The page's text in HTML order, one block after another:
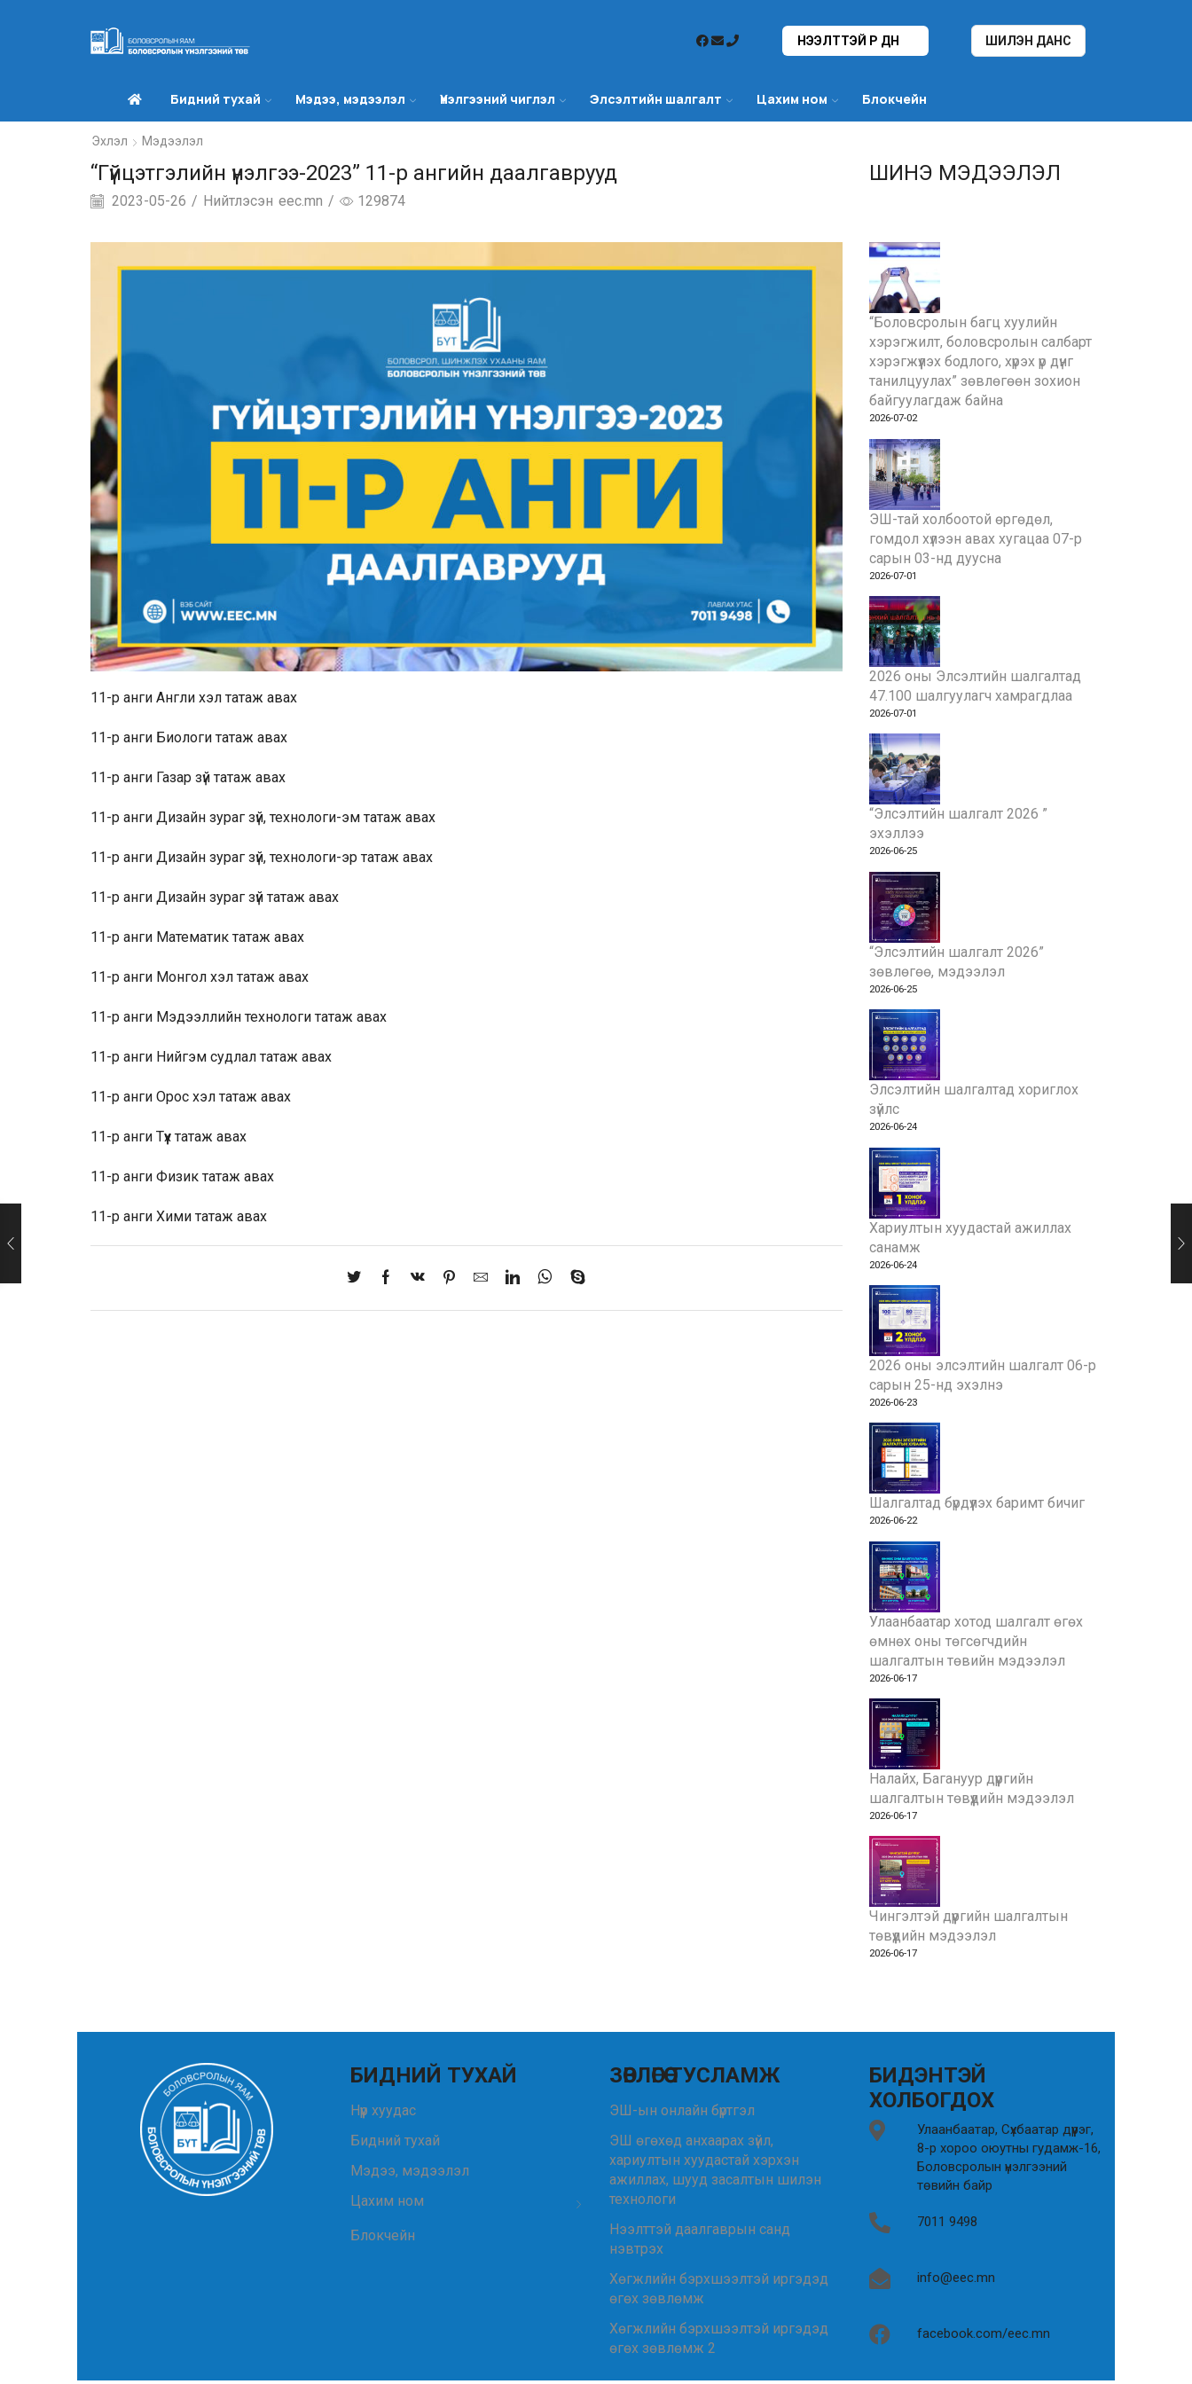
НЭЭЛТТЭЙ ҮР ДҮН ШИЛЭН ДАНС
Бидний тухай Мэдээ, мэдээлэл Үнэлгээний чиглэл Элсэлтийн шалгалт Цахим ном Блокчейн
Эхлэл Мэдээлэл
“Гүйцэтгэлийн үнэлгээ-2023” 11-р ангийн даалгаврууд
2023-05-26 / Нийтлэсэн eec.mn / 129874
11-р анги Англи хэл татаж авах
11-р анги Биологи татаж авах
11-р анги Газар зүй татаж авах
11-р анги Дизайн зураг зүй, технологи-эм татаж авах
11-р анги Дизайн зураг зүй, технологи-эр татаж авах
11-р анги Дизайн зураг зүй татаж авах
11-р анги Математик татаж авах
11-р анги Монгол хэл татаж авах
11-р анги Мэдээллийн технологи татаж авах
11-р анги Нийгэм судлал татаж авах
11-р анги Орос хэл татаж авах
11-р анги Түүх татаж авах
11-р анги Физик татаж авах
11-р анги Хими татаж авах
ШИНЭ МЭДЭЭЛЭЛ
“Боловсролын багц хуулийн
хэрэгжилт, боловсролын салбарт
хэрэгжүүлэх бодлого, хүрэх үр дүнг
танилцуулах” зөвлөгөөн зохион
байгуулагдаж байна
2026-07-02
ЭШ-тай холбоотой өргөдөл,
гомдол хүлээн авах хугацаа 07-р
сарын 03-нд дуусна
2026-07-01
2026 оны Элсэлтийн шалгалтад
47.100 шалгуулагч хамрагдлаа
2026-07-01
“Элсэлтийн шалгалт 2026 ”
эхэллээ
2026-06-25
“Элсэлтийн шалгалт 2026”
зөвлөгөө, мэдээлэл
2026-06-25
Элсэлтийн шалгалтад хориглох
зүйлс
2026-06-24
Хариултын хуудастай ажиллах
санамж
2026-06-24
2026 оны элсэлтийн шалгалт 06-р
сарын 25-нд эхэлнэ
2026-06-23
Шалгалтад бүрдүүлэх баримт бичиг
2026-06-22
Улаанбаатар хотод шалгалт өгөх
өмнөх оны төгсөгчдийн
шалгалтын төвийн мэдээлэл
2026-06-17
Налайх, Багануур дүүргийн
шалгалтын төвүүдийн мэдээлэл
2026-06-17
Чингэлтэй дүүргийн шалгалтын
төвүүдийн мэдээлэл
2026-06-17
БИДНИЙ ТУХАЙ
Нүүр хуудас
Бидний тухай
Мэдээ, мэдээлэл
Цахим ном
Блокчейн
ЗӨВЛӨГӨӨ ТУСЛАМЖ
ЭШ-ын онлайн бүртгэл
ЭШ өгөхөд анхаарах зүйл,
хариултын хуудастай хэрхэн
ажиллах, шууд засалтын шилэн
технологи
Нээлттэй даалгаврын санд
нэвтрэх
Хөгжлийн бэрхшээлтэй иргэдэд
өгөх зөвлөмж
Хөгжлийн бэрхшээлтэй иргэдэд
өгөх зөвлөмж 2
БИДЭНТЭЙ
ХОЛБОГДОХ
Улаанбаатар, Сүхбаатар дүүрэг,
8-р хороо оюутны гудамж-16,
Боловсролын үнэлгээний
төвийн байр
7011 9498
info@eec.mn
facebook.com/eec.mn